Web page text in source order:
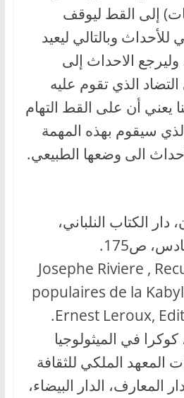
إلى القط ليوقف
للأحداث وبالتالي ليعيد
وليرجع الاحداث إلى
الذي تقوم عليه
يعني أن على القط التهام
سيقوم بهذه المهمة
الى وضعها الطبيعي.
دار الكتاب النلباني،
2- Josephe Riviere ,
populaires de la
Ernest Leroux,
في الميثولوجيا
المعهد الملكي للثقافة
2006، دار المعارف، الدار البيضاء،